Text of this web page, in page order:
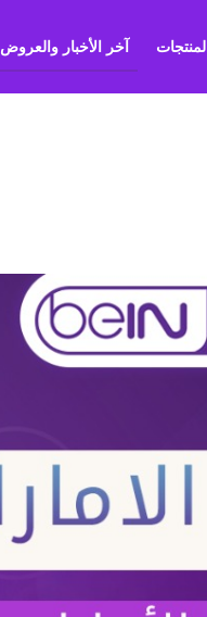
المنتجات آخر الأخبار والعروض